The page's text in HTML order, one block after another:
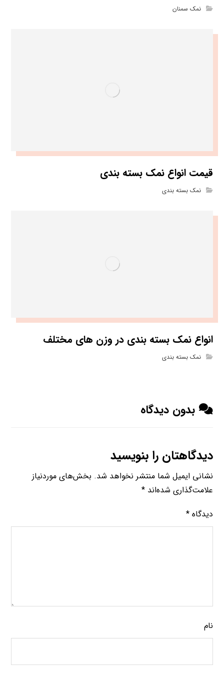
نمک سمنان
قیمت انواع نمک بسته بندی
نمک بسته بندی
انواع نمک بسته بندی در وزن های مختلف
نمک بسته بندی
بدون دیدگاه
دیدگاهتان را بنویسید
نشانی ایمیل شما منتشر نخواهد شد. بخش‌های موردنیاز
علامت‌گذاری شده‌اند*
دیدگاه*
نام